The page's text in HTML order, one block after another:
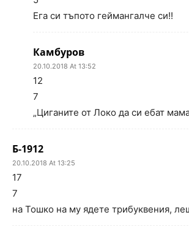
Ега си тъпото геймангалче си!!
Камбуров
20.10.2018 At 13:52
12
7
„Циганите от Локо да си ебат
Б-1912
20.10.2018 At 13:25
17
7
на Тошко на му ядете трибуквения,